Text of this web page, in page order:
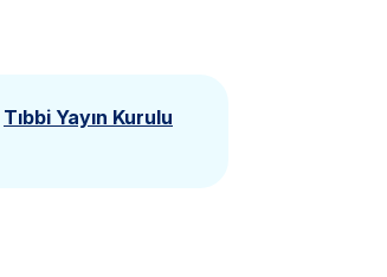
Tıbbi Yayın Kurulu